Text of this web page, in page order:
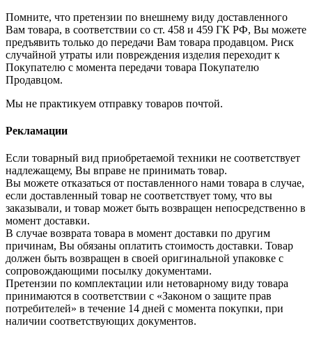
Помните, что претензии по внешнему виду доставленного
Вам товара, в соответствии со ст. 458 и 459 ГК РФ, Вы можете
предъявить только до передачи Вам товара продавцом. Риск
случайной утраты или повреждения изделия переходит к
Покупателю с момента передачи товара Покупателю
Продавцом.
Мы не практикуем отправку товаров почтой.
Рекламации
Если товарный вид приобретаемой техники не соответствует
надлежащему, Вы вправе не принимать товар.
Вы можете отказаться от поставленного нами товара в случае,
если доставленный товар не соответствует тому, что вы
заказывали, и товар может быть возвращен непосредственно в
момент доставки.
В случае возврата товара в момент доставки по другим
причинам, Вы обязаны оплатить стоимость доставки. Товар
должен быть возвращен в своей оригинальной упаковке с
сопровождающими посылку документами.
Претензии по комплектации или нетоварному виду товара
принимаются в соответствии с «Законом о защите прав
потребителей» в течение 14 дней с момента покупки, при
наличии соответствующих документов.